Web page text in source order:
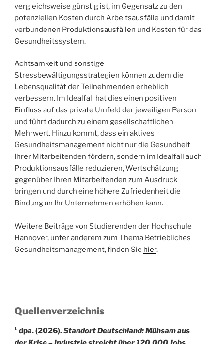
vergleichsweise günstig ist, im Gegensatz zu den
potenziellen Kosten durch Arbeitsausfälle und damit
verbundenen Produktionsausfällen und Kosten für das
Gesundheitssystem.
Achtsamkeit und sonstige
Stressbewältigungsstrategien können zudem die
Lebensqualität der Teilnehmenden erheblich
verbessern. Im Idealfall hat dies einen positiven
Einfluss auf das private Umfeld der jeweiligen Person
und führt dadurch zu einem gesellschaftlichen
Mehrwert. Hinzu kommt, dass ein aktives
Gesundheitsmanagement nicht nur die Gesundheit
Ihrer Mitarbeitenden fördern, sondern im Idealfall auch
Produktionsausfälle reduzieren, Wertschätzung
gegenüber Ihren Mitarbeitenden zum Ausdruck
bringen und durch eine höhere Zufriedenheit die
Bindung an Ihr Unternehmen erhöhen kann.
Weitere Beiträge von Studierenden der Hochschule
Hannover, unter anderem zum Thema Betriebliches
Gesundheitsmanagement, finden Sie hier.
Quellenverzeichnis
¹ dpa. (2026).Standort Deutschland: Mühsam aus